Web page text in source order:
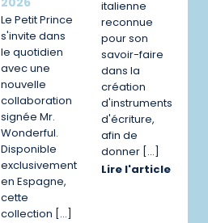
Le Petit Prince
s'invite dans
le quotidien
avec une
nouvelle
collaboration
signée Mr.
Wonderful.
Disponible
exclusivement
en Espagne,
cette
collection […]
italienne
reconnue
pour son
savoir-faire
dans la
création
d'instruments
d'écriture,
afin de
donner […]
Lire l'article